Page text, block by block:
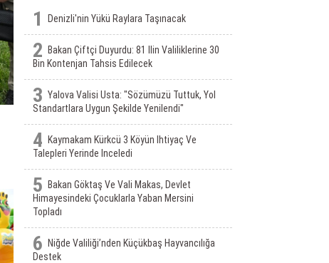
1 Denizli'nin Yükü Raylara Taşınacak
2
Bakan Çiftçi Duyurdu: 81 Ilin Valiliklerine 30
Bin Kontenjan Tahsis Edilecek
3 Yalova Valisi Usta: "Sözümüzü Tuttuk, Yol
Standartlara Uygun Şekilde Yenilendi"
4
Kaymakam Kürkcü 3 Köyün Ihtiyaç Ve
Talepleri Yerinde Inceledi
5
Bakan Göktaş Ve Vali Makas, Devlet
Himayesindeki Çocuklarla Yaban Mersini
Topladı
6
Niğde Valiliği’nden Küçükbaş Hayvancılığa
Destek